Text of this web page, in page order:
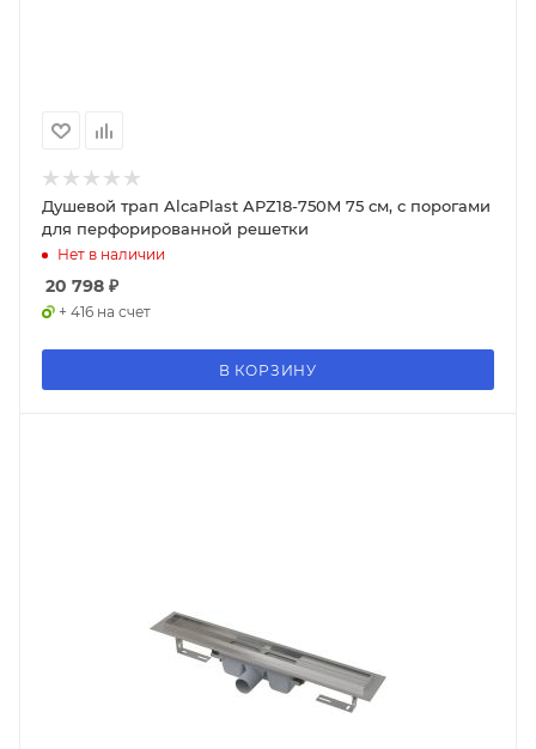
Душевой трап AlcaPlast APZ18-750M 75 см, с порогами
для перфорированной решетки
Нет в наличии
20 798 ₽
+ 416 на счет
В КОРЗИНУ